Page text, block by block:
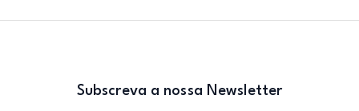
Subscreva a nossa Newsletter